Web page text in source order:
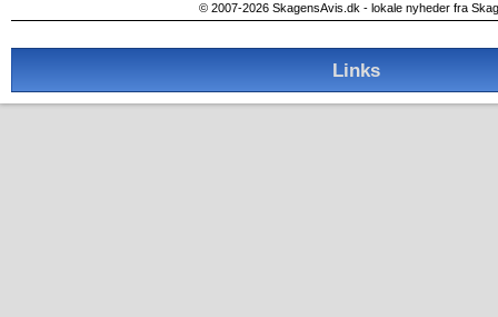
© 2007-2026 SkagensAvis.dk - lokale nyheder fra
Links